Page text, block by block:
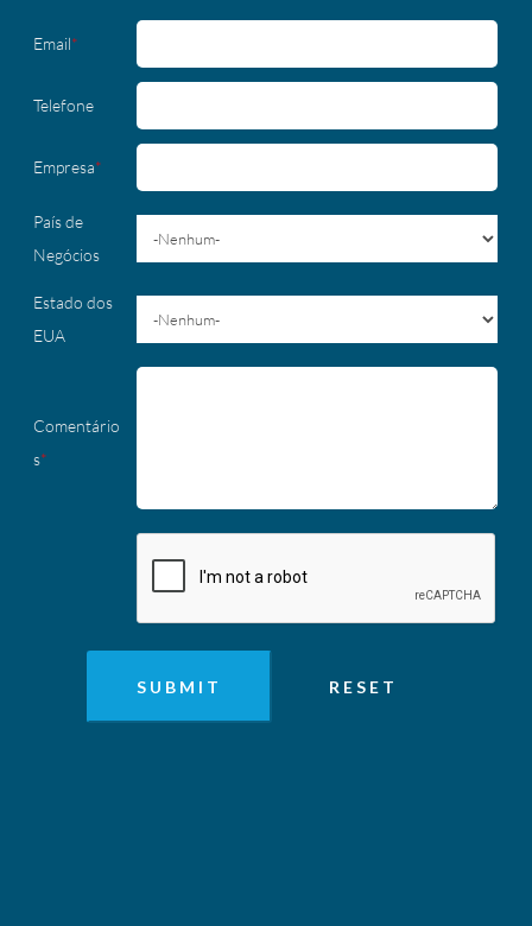
Email*
Telefone
Empresa*
País de
Negócios
Estado dos
EUA
Comentário
s*